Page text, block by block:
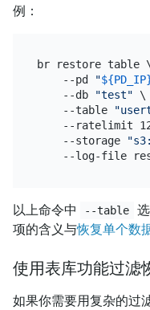
例：
br restore table
    --pd
"
    --db
"test" \
    --table
--ratelimit
    --storage
以上命令中 --table
项的含义与恢复单个数
使用表库功能过滤
如果你需要用复杂的过